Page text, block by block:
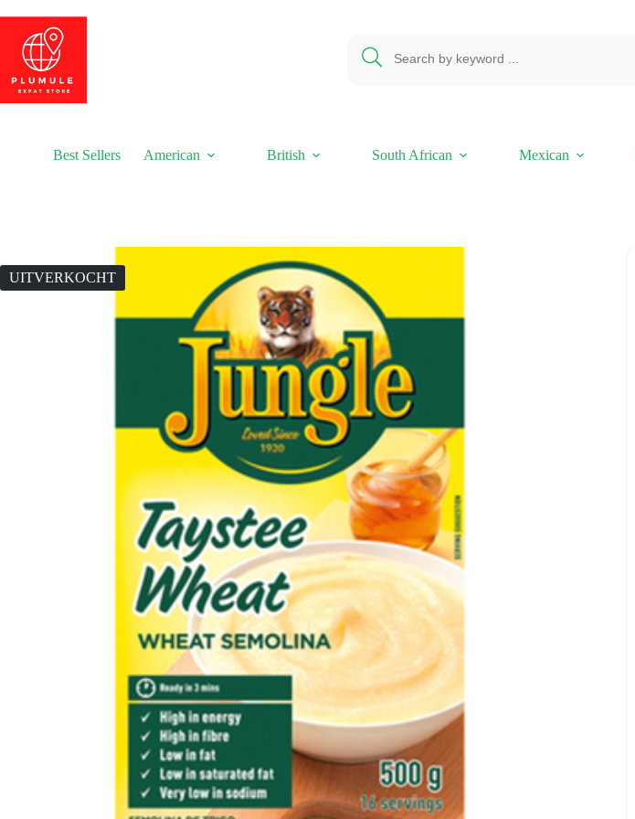
inhoud
Best Sellers American British South African Mexican
UITVERKOCHT